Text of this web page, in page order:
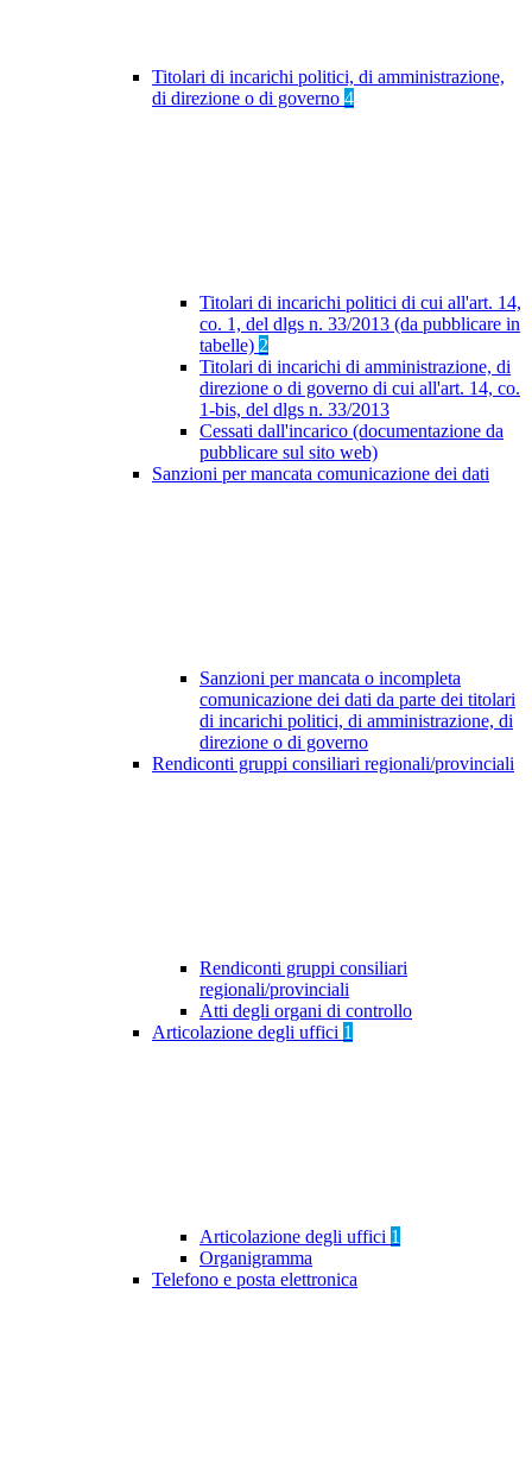
Titolari di incarichi politici, di amministrazione,
di direzione o di governo 4
Titolari di incarichi politici di cui all'art. 14,
co. 1, del dlgs n. 33/2013 (da pubblicare in
tabelle) 2
Titolari di incarichi di amministrazione, di
direzione o di governo di cui all'art. 14, co.
1-bis, del dlgs n. 33/2013
Cessati dall'incarico (documentazione da
pubblicare sul sito web)
Sanzioni per mancata comunicazione dei dati
Sanzioni per mancata o incompleta
comunicazione dei dati da parte dei titolari
di incarichi politici, di amministrazione, di
direzione o di governo
Rendiconti gruppi consiliari regionali/provinciali
Rendiconti gruppi consiliari
regionali/provinciali
Atti degli organi di controllo
Articolazione degli uffici 1
Articolazione degli uffici 1
Organigramma
Telefono e posta elettronica